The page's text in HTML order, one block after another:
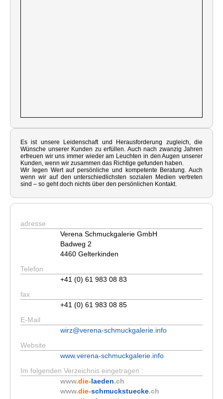
Es ist unsere Leidenschaft und Herausforderung zugleich, die
Wünsche unserer Kunden zu erfüllen. Auch nach zwanzig Jahren
erfreuen wir uns immer wieder am Leuchten in den Augen unserer
Kunden, wenn wir zusammen das Richtige gefunden haben.
Wir legen Wert auf persönliche und kompetente Beratung. Auch
wenn wir auf den unterschiedlichsten sozialen Medien vertreten
sind – so geht doch nichts über den persönlichen Kontakt.
adresse
Verena Schmuckgalerie GmbH
Badweg 2
4460 Gelterkinden
Telefon
+41 (0) 61 983 08 83
fax
+41 (0) 61 983 08 85
E-Mail
wirz@verena-schmuckgalerie.info
Website
www.verena-schmuckgalerie.info
Im folgenden Verzeichnis eingetragen :
www.die-laeden.ch
www.die-schmuckstuecke.ch